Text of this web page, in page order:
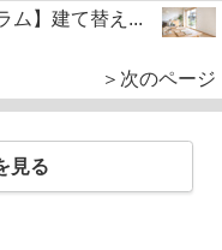
ム】建て替え...
＞次のページ
見る